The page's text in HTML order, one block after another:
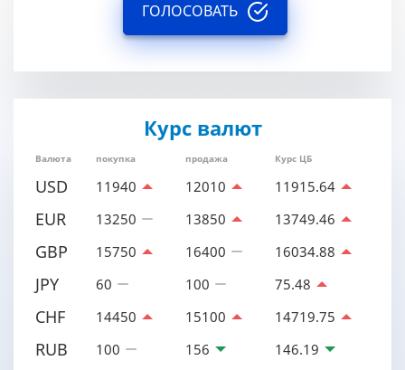
ГОЛОСОВАТЬ
Курс валют
Валюта покупка продажа Курс ЦБ
USD 11940 12010 11915.64
EUR 13250 13850 13749.46
GBP 15750 16400 16034.88
JPY 60 100 75.48
CHF 14450 15100 14719.75
RUB 100 156 146.19